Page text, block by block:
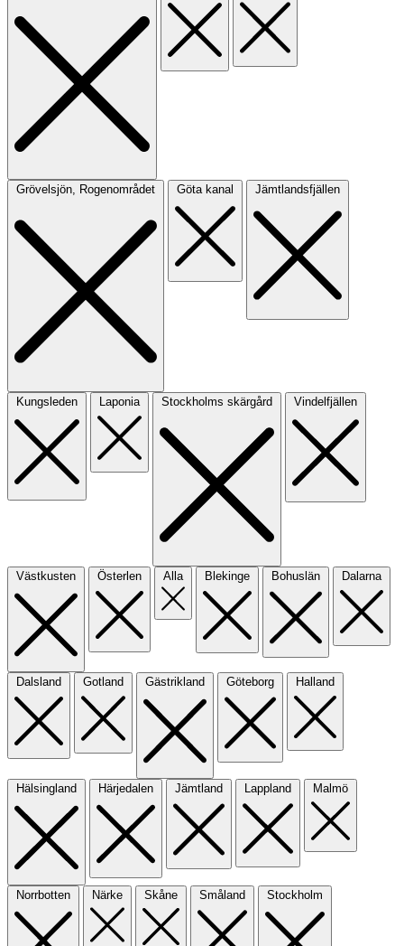
Grövelsjön, Rogenområdet Göta kanal Jämtlandsfjällen
Kungsleden Laponia Stockholms skärgård Vindelfjällen
Västkusten Österlen Alla Blekinge Bohuslän Dalarna
Dalsland Gotland Gästrikland Göteborg Halland
Hälsingland Härjedalen Jämtland Lappland Malmö
Norrbotten Närke Skåne Småland Stockholm